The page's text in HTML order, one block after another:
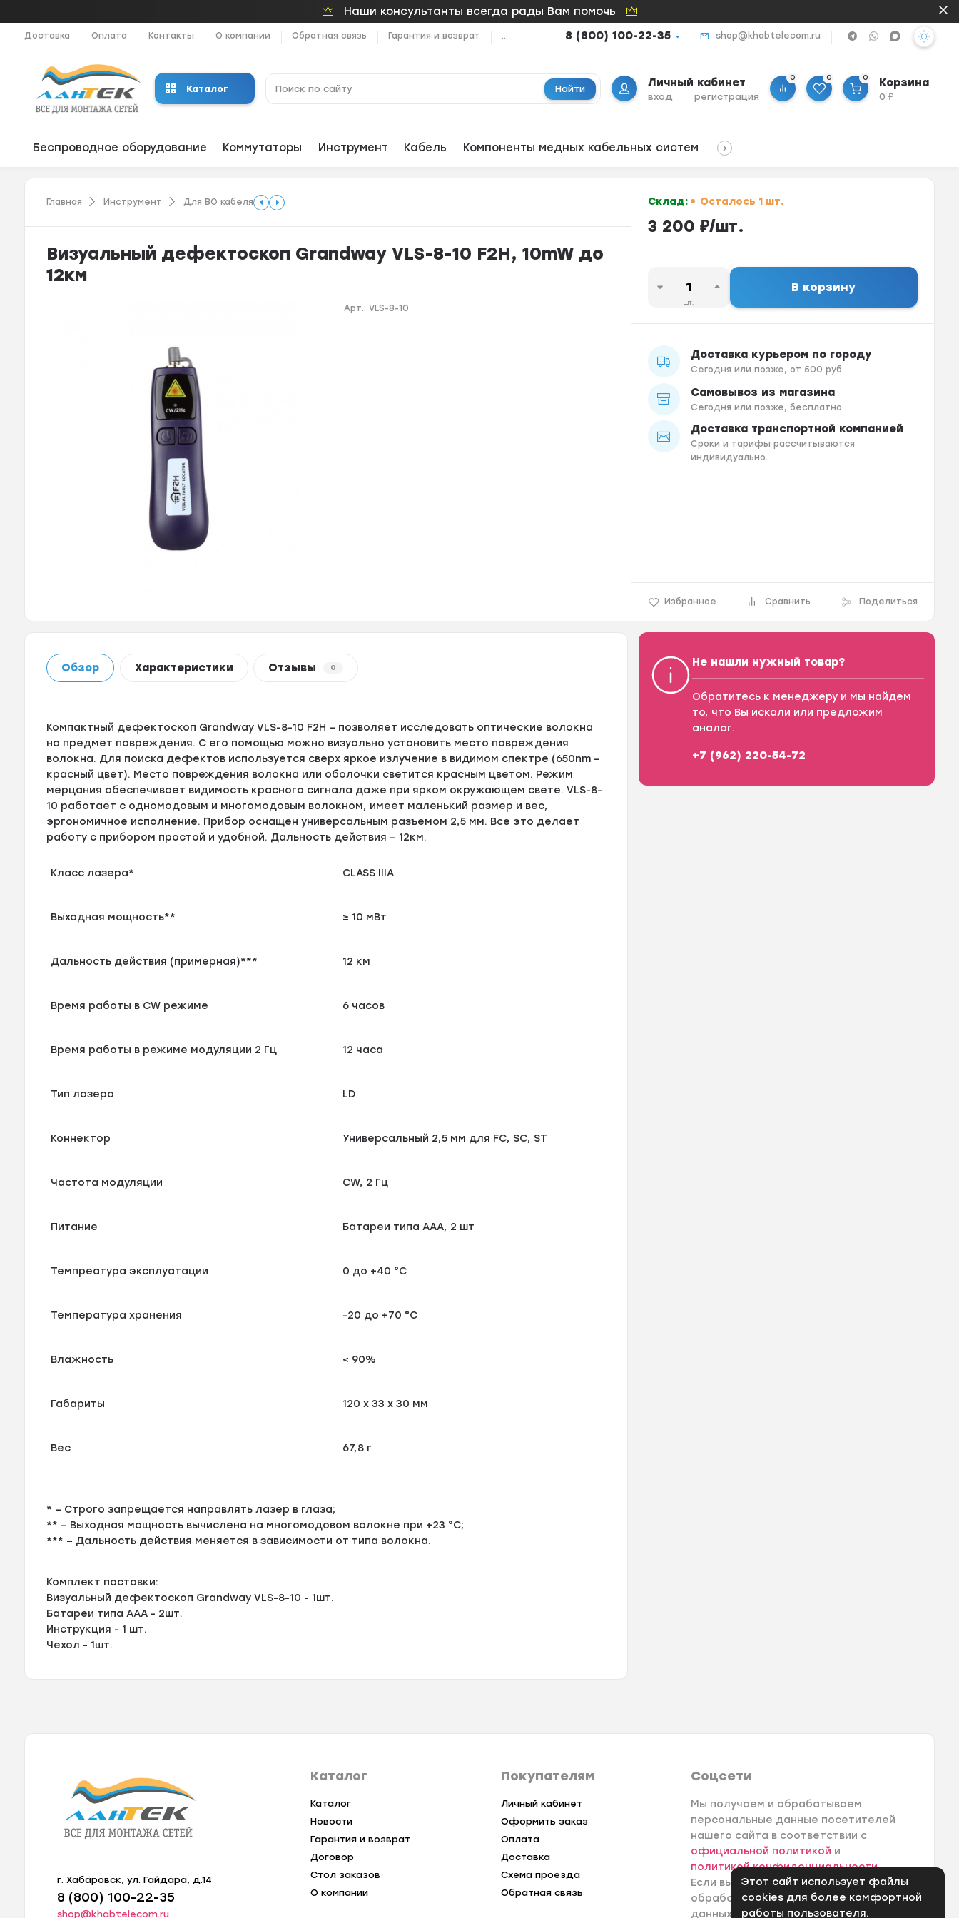
Этот сайт использует файлы
cookies для более комфортной
работы пользователя.
Наши консультанты всегда рады Вам помочь
Доставка Оплата Контакты О компании Обратная связь Гарантия и возврат ... 8 (800) 100-22-35 shop@khabtelecom.ru
Каталог Найти Личный кабинет
вход регистрация
0 0 0 Корзина
0₽
Беспроводное оборудование Коммутаторы Инструмент Кабель Компоненты медных кабельных систем
Главная Инструмент Для ВО кабеля
Визуальный дефектоскоп Grandway VLS-8-10 F2H, 10mW до
12км
Арт.:VLS-8-10
Склад: Осталось 1 шт.
3 200 ₽/шт.
шт.
В корзину
Доставка курьером по городу
Сегодня или позже, от 500 руб.
Самовывоз из магазина
Сегодня или позже, бесплатно
Доставка транспортной компанией
Сроки и тарифы рассчитываются
индивидуально.
Избранное Сравнить Поделиться
Обзор Характеристики Отзывы 0
Компактный дефектоскоп Grandway VLS-8-10 F2H – позволяет исследовать оптические волокна
на предмет повреждения. С его помощью можно визуально установить место повреждения
волокна. Для поиска дефектов используется сверх яркое излучение в видимом спектре (650nm –
красный цвет). Место повреждения волокна или оболочки светится красным цветом. Режим
мерцания обеспечивает видимость красного сигнала даже при ярком окружающем свете. VLS-8-
10 работает с одномодовым и многомодовым волокном, имеет маленький размер и вес,
эргономичное исполнение. Прибор оснащен универсальным разъемом 2,5 мм. Все это делает
работу с прибором простой и удобной. Дальность действия – 12км.
Класс лазера* CLASS IIIA
Выходная мощность** ≥ 10 мВт
Дальность действия (примерная)*** 12 км
Время работы в CW режиме 6 часов
Время работы в режиме модуляции 2 Гц 12 часа
Тип лазера LD
Коннектор Универсальный 2,5 мм для FC, SC, ST
Частота модуляции CW, 2 Гц
Питание Батареи типа ААА, 2 шт
Темпреатура эксплуатации 0 до +40 °С
Температура хранения -20 до +70 °С
Влажность < 90%
Габариты 120 х 33 х 30 мм
Вес 67,8 г
* – Строго запрещается направлять лазер в глаза;
** – Выходная мощность вычислена на многомодовом волокне при +23 °С;
*** – Дальность действия меняется в зависимости от типа волокна.
Комплект поставки:
Визуальный дефектоскоп Grandway VLS-8-10 - 1шт.
Батареи типа ААА - 2шт.
Инструкция - 1 шт.
Чехол - 1шт.
Не нашли нужный товар?
Обратитесь к менеджеру и мы найдем
то, что Вы искали или предложим
аналог.
+7 (962) 220-54-72
г. Хабаровск, ул. Гайдара, д.14
8 (800) 100-22-35
shop@khabtelecom.ru
Каталог
Каталог
Новости
Гарантия и возврат
Договор
Стол заказов
О компании
Покупателям
Личный кабинет
Оформить заказ
Оплата
Доставка
Схема проезда
Обратная связь
Соцсети
Мы получаем и обрабатываем
персональные данные посетителей
нашего сайта в соответствии с
официальной политикой и
политикой конфиденциальности.
Если вы не даете согласия на
обработку своих персональных
данных, вам необходимо покинуть